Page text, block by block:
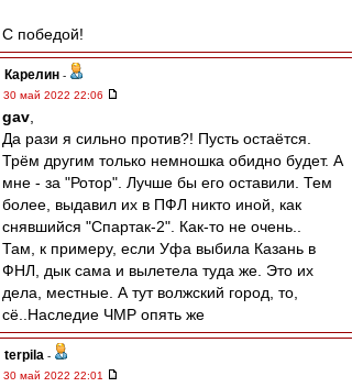
С победой!
Карелин -
30 май 2022 22:06
gav
Да рази я сильно против?! Пусть остаётся.
Трём другим только немношка обидно будет. А
мне - за "Ротор". Лучше бы его оставили. Тем
более, выдавил их в ПФЛ никто иной, как
снявшийся "Спартак-2". Как-то не очень..
Там, к примеру, если Уфа выбила Казань в
ФНЛ, дык сама и вылетела туда же. Это их
дела, местные. А тут волжский город, то,
сё..Наследие ЧМР опять же
terpila -
30 май 2022 22:01